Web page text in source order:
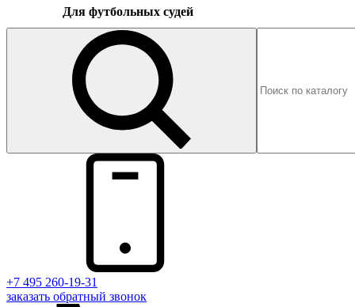
Для футбольных судей
+7 495 260-19-31
заказать обратный звонок